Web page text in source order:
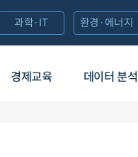
경제교육 데이터 분석
과학·IT 환경·에너지